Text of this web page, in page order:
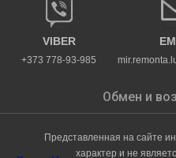
VIBER
+373 778-93-985
Обмен и
Представленная на сайте
характер и не